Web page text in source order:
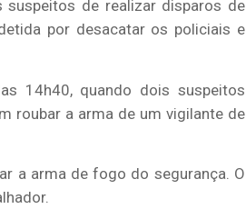
suspeitos de realizar disparos de
por desacatar os policiais e
14h40, quando dois suspeitos
roubar a arma de um vigilante de
a arma de fogo do segurança. O